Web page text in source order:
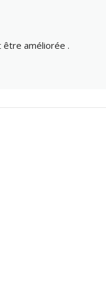
être améliorée .